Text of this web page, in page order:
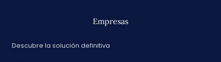
Empresas
Descubre la solución definitiva